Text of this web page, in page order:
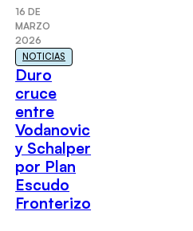
16 DE
MARZO
2026
NOTICIAS
Duro
cruce
entre
Vodanovic
y Schalper
por Plan
Escudo
Fronterizo